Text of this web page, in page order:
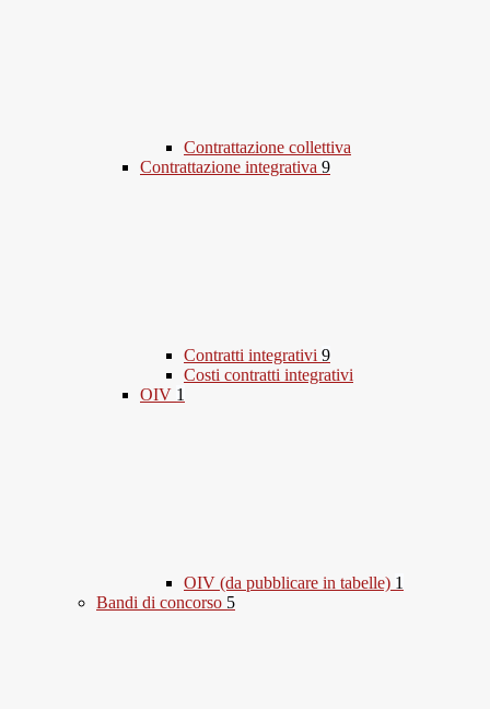
Contrattazione collettiva
Contrattazione integrativa 9
Contratti integrativi 9
Costi contratti integrativi
OIV 1
OIV (da pubblicare in tabelle) 1
Bandi di concorso 5